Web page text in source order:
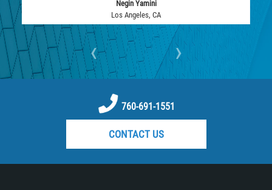
Lewd Acts on a Child
Lewd Conduct in Public
Auto Burglary
Negin Yamini
Los Angeles, CA
‹ ›
760-691-1551
CONTACT US